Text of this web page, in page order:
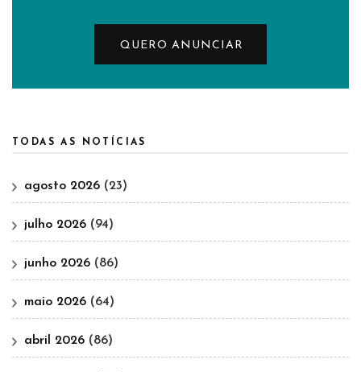
QUERO ANUNCIAR
TODAS AS NOTÍCIAS
agosto 2026 (23)
julho 2026 (94)
junho 2026 (86)
maio 2026 (64)
abril 2026 (86)